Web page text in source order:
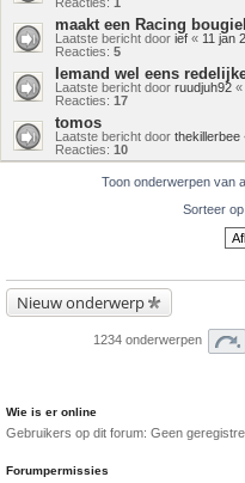
maakt een Racing
Laatste bericht door ief « 11 jan
Reacties: 5
Iemand wel eens
Laatste bericht door ruudjuh92 «
Reacties: 17
tomos
Laatste bericht door thekillerbee
Reacties: 10
Toon onderwerpen van
Sorteer op
Nieuw onderwerp
1234 onderwerpen
Wie is er online
Gebruikers op dit forum: Geen
Forumpermissies